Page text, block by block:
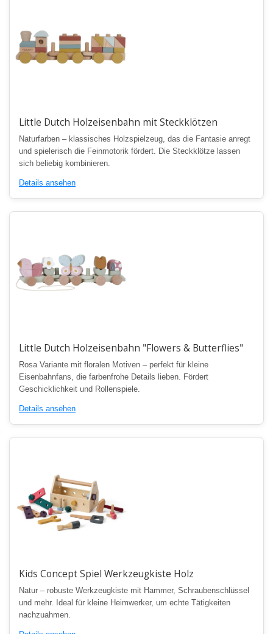
Little Dutch Holzeisenbahn mit Steckklötzen
Naturfarben – klassisches Holzspielzeug, das die Fantasie anregt
und spielerisch die Feinmotorik fördert. Die Steckklötze lassen
sich beliebig kombinieren.
Details ansehen
Little Dutch Holzeisenbahn "Flowers & Butterflies"
Rosa Variante mit floralen Motiven – perfekt für kleine
Eisenbahnfans, die farbenfrohe Details lieben. Fördert
Geschicklichkeit und Rollenspiele.
Details ansehen
Kids Concept Spiel Werkzeugkiste Holz
Natur – robuste Werkzeugkiste mit Hammer, Schraubenschlüssel
und mehr. Ideal für kleine Heimwerker, um echte Tätigkeiten
nachzuahmen.